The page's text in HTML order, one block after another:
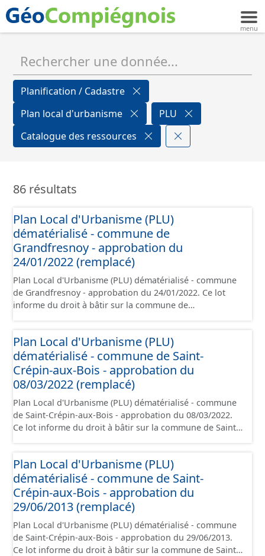
Planification / Cadastre
Plan local d'urbanisme
PLU
Catalogue des ressources
86 résultats
Plan Local d'Urbanisme (PLU)
dématérialisé - commune de
Grandfresnoy - approbation du
24/01/2022 (remplacé)
Plan Local d'Urbanisme (PLU) dématérialisé - commune
de Grandfresnoy - approbation du 24/01/2022. Ce lot
informe du droit à bâtir sur la commune de
contient les pièces administratives, le rapport de
présentation, le PADD, le règlement (à l'exception des
plans de zonages), les annexes, les orientations
d'aménagement et les données géographiques. Malgré
l'attention portée à la création de ces données, il est
rappelé que seuls les documents papier font foi et sont
opposables d'un point de vue juridique.
Plan Local d'Urbanisme (PLU)
dématérialisé - commune de Saint-
Crépin-aux-Bois - approbation du
08/03/2022 (remplacé)
Plan Local d'Urbanisme (PLU) dématérialisé - commune
de Saint-Crépin-aux-Bois - approbation du 08/03/2022.
Ce lot informe du droit à bâtir sur la commune de Saint-
contient les pièces administratives, le rapport de
présentation, le PADD, le règlement (à l'exception des
plans de zonages), les annexes, les orientations
d'aménagement et les données géographiques. Malgré
l'attention portée à la création de ces données, il est
rappelé que seuls les documents papier font foi et sont
opposables d'un point de vue juridique.
Plan Local d'Urbanisme (PLU)
dématérialisé - commune de Saint-
Crépin-aux-Bois - approbation du
29/06/2013 (remplacé)
Plan Local d'Urbanisme (PLU) dématérialisé - commune
de Saint-Crépin-aux-Bois - approbation du 29/06/2013.
Ce lot informe du droit à bâtir sur la commune de Saint-